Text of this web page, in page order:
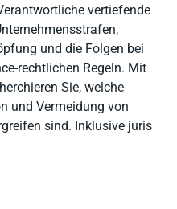
vertiefende
und die Folgen bei
rechtlichen Regeln. Mit
Sie, welche
und Vermeidung von
sind. Inklusive juris